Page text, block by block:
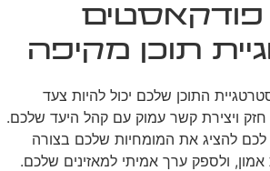
תוכן מקיפה
התוכן שלכם יכול להיות צעד
חזק ויצירת קשר עמוק עם קהל היעד שלכם.
להציג את המומחיות שלכם בצורה
ולספק ערך אמיתי למאזינים שלכם.